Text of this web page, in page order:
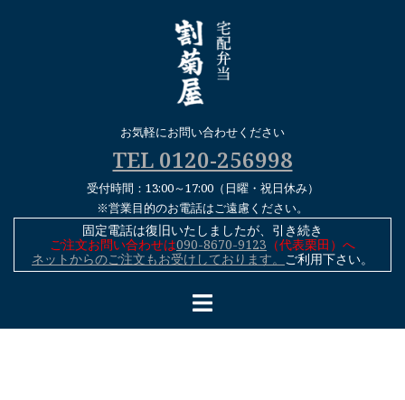
お気軽にお問い合わせください
TEL 0120-256998
受付時間：13:00～17:00（日曜・祝日休み）
※営業目的のお電話はご遠慮ください。
固定電話は復旧いたしましたが、引き続き
ご注文お問い合わせは090-8670-9123 （代表栗田）へ
ネットからのご注文もお受けしております。 ご利用下さい。